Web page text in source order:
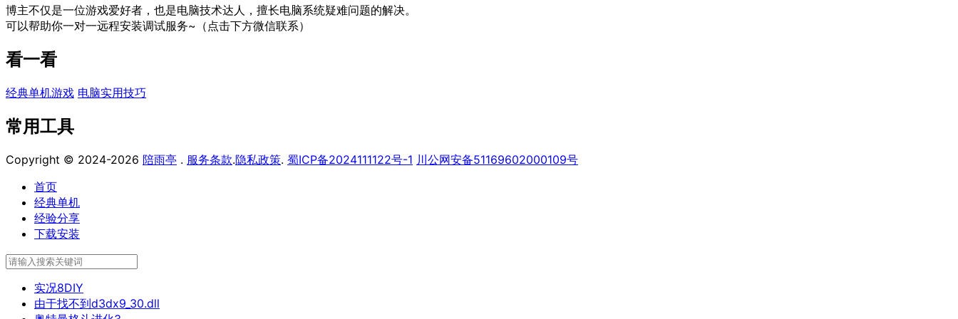
博主不仅是一位游戏爱好者，也是电脑技术达人，擅长电脑系统疑难问题的解决。
可以帮助你一对一远程安装调试服务~（点击下方微信联系）
看一看
经典单机游戏 电脑实用技巧
常用工具
Copyright © 2024-2026 陪雨亭 . 服务条款.隐私政策. 蜀ICP备2024111122号-1 川公网安备51169602000109号
首页
经典单机
经验分享
下载安装
实况8DIY
由于找不到d3dx9_30.dll